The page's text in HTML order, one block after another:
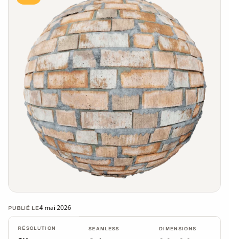
PUBLIÉ LE4 mai 2026
RÉSOLUTION SEAMLESS DIMENSIONS